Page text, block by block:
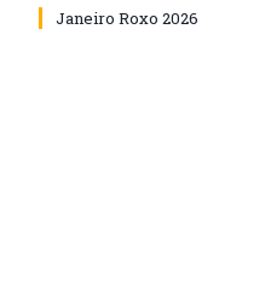
Janeiro Roxo 2026